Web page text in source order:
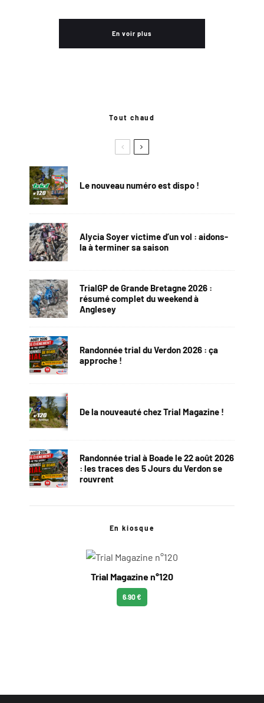
En voir plus
Tout chaud
Le nouveau numéro est dispo !
Alycia Soyer victime d’un vol : aidons-
la à terminer sa saison
TrialGP de Grande Bretagne 2026 :
résumé complet du weekend à
Anglesey
Randonnée trial du Verdon 2026 : ça
approche !
De la nouveauté chez Trial Magazine !
Randonnée trial à Boade le 22 août 2026
: les traces des 5 Jours du Verdon se
rouvrent
En kiosque
Trial Magazine n°120
6.90 €